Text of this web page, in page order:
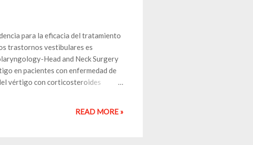
para la eficacia del tratamiento
trastornos vestibulares es
Head and Neck Surgery
en pacientes con enfermedad de
vértigo con corticosteroides
clínico y tres revisiones
una mejoría en los síntomas de
READ MORE »